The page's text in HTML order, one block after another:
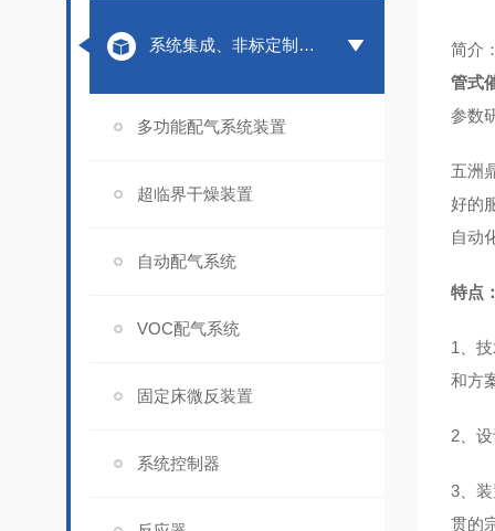
系统集成、非标定制装置
多功能配气系统装置
超临界干燥装置
自动配气系统
VOC配气系统
固定床微反装置
系统控制器
简介
管式
参数
五洲
好的
自动
特点
1、
和方
2、
3、
贯的